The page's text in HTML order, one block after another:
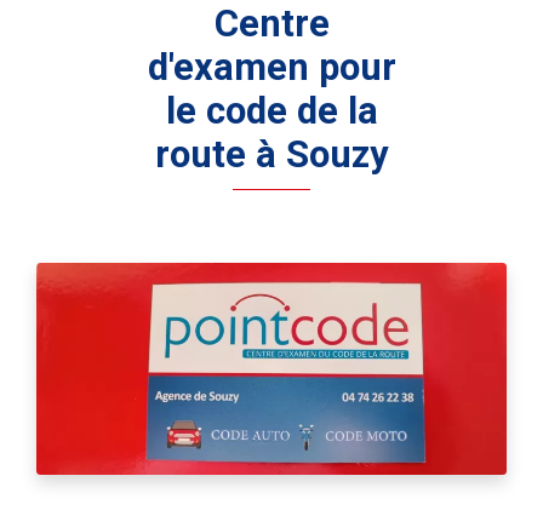
Centre
d'examen pour
le code de la
route à Souzy